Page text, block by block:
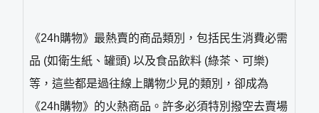
《24h購物》最熱賣的商品類別，包括民生消費必需
品 (如衛生紙、罐頭) 以及食品飲料 (綠茶、可樂)
等，這些都是過往線上購物少見的類別，卻成為
《24h購物》的火熱商品。許多必須特別撥空去賣場